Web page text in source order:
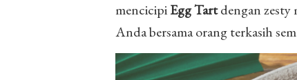
mencicipiEgg Tartdengan
Anda bersama orang terkasih